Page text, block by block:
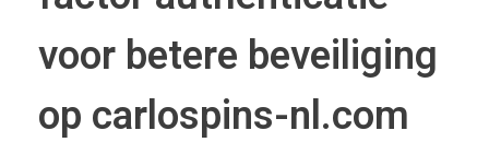
voor betere beveiliging
op carlospins-nl.com